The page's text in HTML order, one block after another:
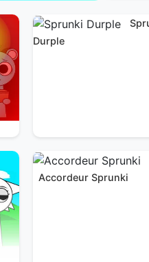
Durple
Accordeur Sprunki